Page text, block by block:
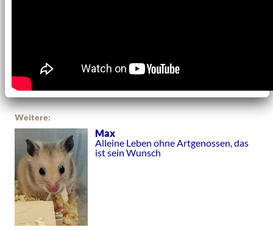
Weitere:
Max
Alleine Leben ohne Artgenossen, das
ist sein Wunsch